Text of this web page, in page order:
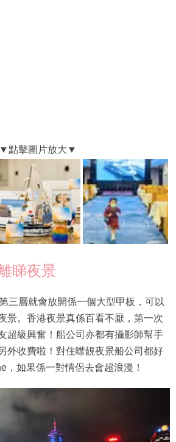
睇夜景
三層就會放開係一個大型甲板，可以
景。香港夜景真係百看不厭，第一次
超級興奮！船公司亦都有攝影師幫手
外收費啦！對住噤靚夜景船公司都好
，如果係一對情侶去會超浪漫！